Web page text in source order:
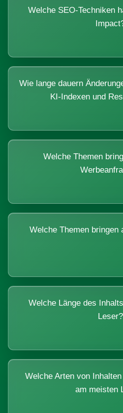
Welche SEO-Techniken
Wie lange dauern
KI-Indexen und
Welche Themen
Welche Themen bringen
Welche Länge des
Leser?
Welche Arten von
am meisten